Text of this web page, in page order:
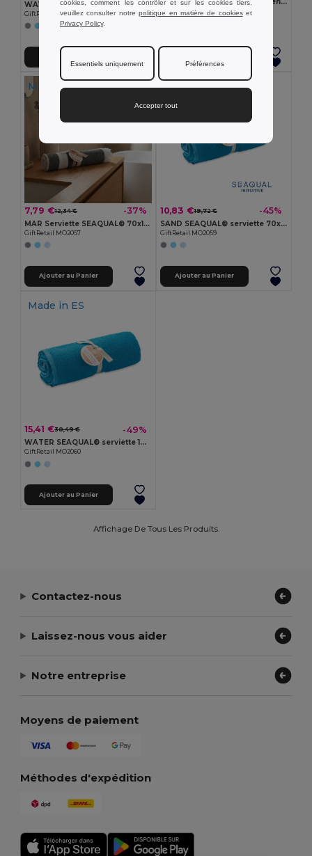
WAVE Serviette SEAQUAL® 100x170cm
GiftRetail MO2058 Egotier 99964
Made in ES
7,79 €12,34 € -37%
MAR Serviette SEAQUAL® 70x140cm
GiftRetail MO2057
Ajouter au Panier
Made in ES
10,83 €19,72 € -45%
SAND SEAQUAL® serviette 70x140cm
GiftRetail MO2059
Ajouter au Panier
Made in ES
15,41 €30,49 € -49%
WATER SEAQUAL® serviette 100x170cm
GiftRetail MO2060
Ajouter au Panier
Affichage De Tous Les Produits.
Contactez-nous
Laissez-nous vous aider
Notre entreprise
Moyens de paiement
Méthodes d'expédition
cookies, comment les contrôler et sur les cookies tiers,
veuillez consulter notrepolitique en matière de cookieset
Privacy Policy.
Essentiels uniquement Préférences
Accepter tout